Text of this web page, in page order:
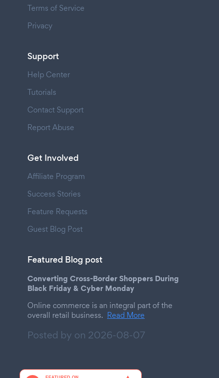
Terms of Service
Privacy
Support
Help Center
Tutorials
Contact Support
Report Abuse
Get Involved
Affiliate Program
Success Stories
Feature Requests
Guest Blog Post
Featured Blog post
Converting Cross-Border Shoppers During
Black Friday & Cyber Monday
Online commerce is an integral part of the
overall retail business. Read More
Posted by on 2026-08-07